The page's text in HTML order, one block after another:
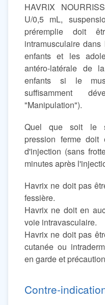
HAVRIX
U/0,5 mL,
préremplie doit
intramusculaire
enfants et les
antéro-latérale de
enfants si le
suffisamment
"Manipulation").
Quel que soit le
pression ferme
d'injection (sans
minutes après
Havrix ne doit pas
fessière.
Havrix ne doit en
voie intravasculaire.
Havrix ne doit pas
cutanée ou
en garde et
Contre-